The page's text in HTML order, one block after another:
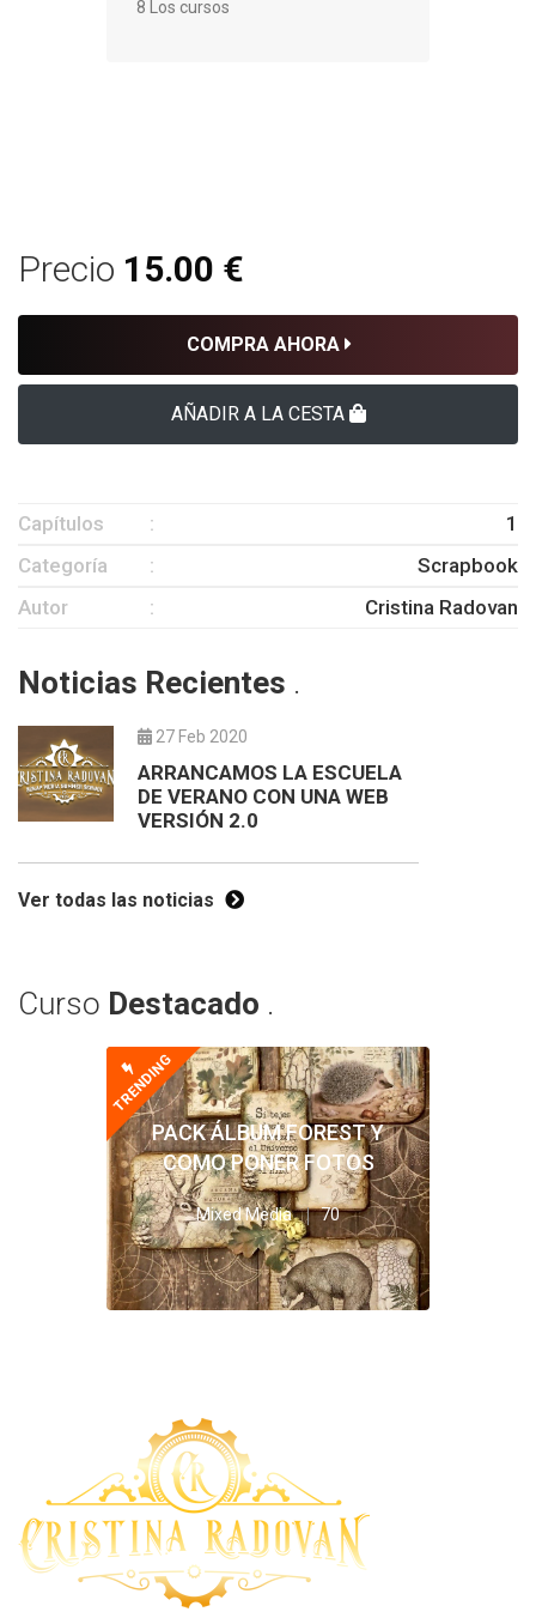
8 Los cursos
Precio 15.00 €
COMPRA AHORA
AÑADIR A LA CESTA
Capítulos
1
Categoría
Scrapbook
Autor
Cristina Radovan
Noticias Recientes .
27 Feb 2020
ARRANCAMOS LA ESCUELA
DE VERANO CON UNA WEB
VERSIÓN 2.0
Ver todas las noticias
Curso Destacado .
TRENDING
PACK ÁLBUM FOREST Y
COMO PONER FOTOS
Mixed Media 70